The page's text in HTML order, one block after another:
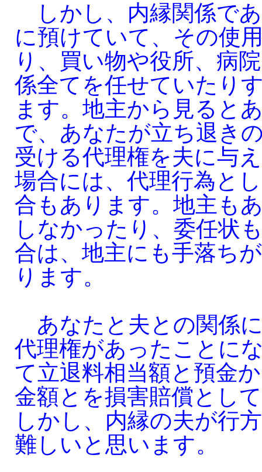
しかし、内縁関係で
に預けていて、その使
り、買い物や役所、病
係全てを任せていたり
ます。地主から見ると
で、あなたが立ち退き
受ける代理権を夫に与
場合には、代理行為と
合もあります。地主も
しなかったり、委任状
合は、地主にも手落ち
ります。
あなたと夫との関係
代理権があったことに
て立退料相当額と預金
金額とを損害賠償とし
しかし、内縁の夫が行
難しいと思います。